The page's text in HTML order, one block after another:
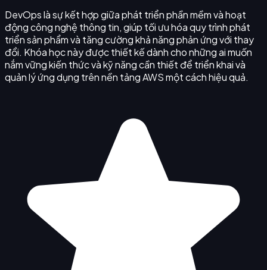
DevOps là sự kết hợp giữa phát triển phần mềm và hoạt
động công nghệ thông tin, giúp tối ưu hóa quy trình phát
triển sản phẩm và tăng cường khả năng phản ứng với thay
đổi. Khóa học này được thiết kế dành cho những ai muốn
nắm vững kiến thức và kỹ năng cần thiết để triển khai và
quản lý ứng dụng trên nền tảng AWS một cách hiệu quả.